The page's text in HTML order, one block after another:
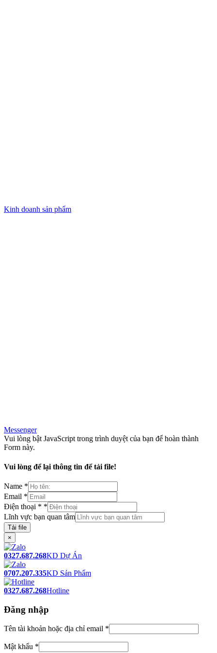
Kinh doanh sản phẩm
Messenger
Vui lòng bật JavaScript trong trình duyệt của bạn để hoàn thành
Form này.
Vui lòng để lại thông tin để tải file!
Name *
Email *
Điện thoại * *
Lĩnh vực bạn quan tâm
Tải file
×
0327.687.268KD Dự Án
0707.207.335KD Sản Phẩm
0327.687.268Hotline
Đăng nhập
Tên tài khoản hoặc địa chỉ email *
Mật khẩu *